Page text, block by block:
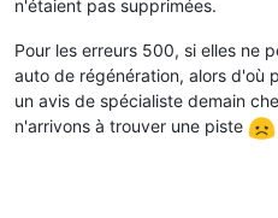
        }
foreach ($entries as
// Ne JAMAIS
if (preg_match('/
                continue;
            }
* Suppression des
* $force_delete est
     */
public function
    {
n'étaient pas supprimées.
Pour les erreurs 500, si elles ne
auto de régénération, alors d'où
un avis de spécialiste demain
n'arrivons à trouver une piste